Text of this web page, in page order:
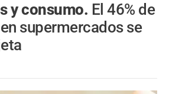
y consumo. El 46% de
supermercados se